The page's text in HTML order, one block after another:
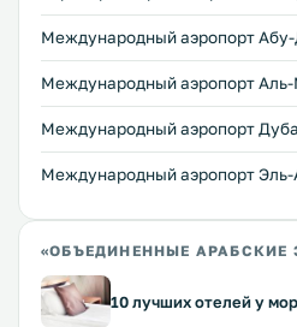
Международный аэропорт
Международный аэропорт
Международный аэропорт
Междунарoдный аэропорт
«ОБЪЕДИНЕННЫЕ АРАБСКИЕ
10 лучших отелей у